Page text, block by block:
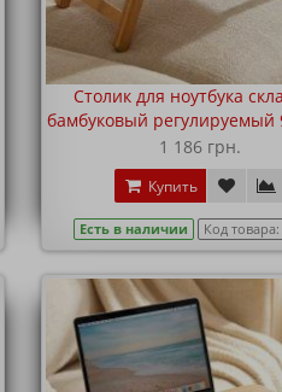
Столик для ноутбука
бамбуковый регулируемый
1 186 грн.
Купить
Есть в наличии Код